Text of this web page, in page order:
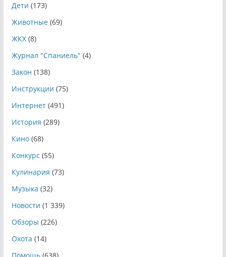
Дети (173)
Животные(69)
ЖКХ(8)
Журнал "Спаниель" (4)
Закон (138)
Инструкции (75)
Интернет(491)
История (289)
Кино(68)
Конкурс (55)
Кулинария (73)
Музыка (32)
Новости (1 339)
Обзоры (226)
Охота (14)